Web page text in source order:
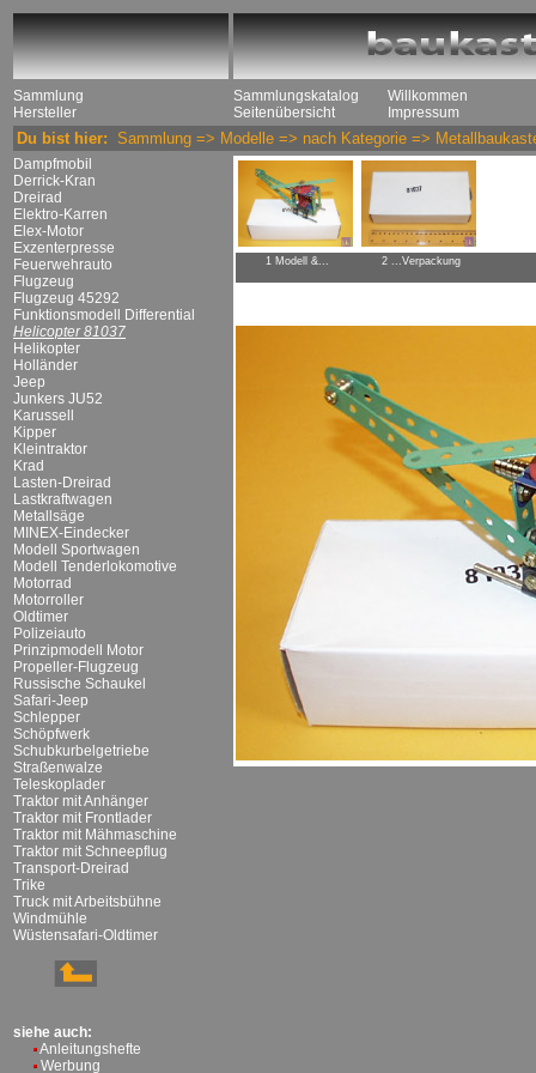
Sammlung
Hersteller
Sammlungskatalog
Seitenübersicht
Willkommen
Impressum
Du bist hier: Sammlung => Modelle => nach Kategorie =>
Dampfmobil
Derrick-Kran
Dreirad
Elektro-Karren
Elex-Motor
Exzenterpresse
Feuerwehrauto
Flugzeug
Flugzeug 45292
Funktionsmodell Differential
Helicopter 81037
Helikopter
Holländer
Jeep
Junkers JU52
Karussell
Kipper
Kleintraktor
Krad
Lasten-Dreirad
Lastkraftwagen
Metallsäge
MINEX-Eindecker
Modell Sportwagen
Modell Tenderlokomotive
Motorrad
Motorroller
Oldtimer
Polizeiauto
Prinzipmodell Motor
Propeller-Flugzeug
Russische Schaukel
Safari-Jeep
Schlepper
Schöpfwerk
Schubkurbelgetriebe
Straßenwalze
Teleskoplader
Traktor mit Anhänger
Traktor mit Frontlader
Traktor mit Mähmaschine
Traktor mit Schneepflug
Transport-Dreirad
Trike
Truck mit Arbeitsbühne
Windmühle
Wüstensafari-Oldtimer
siehe auch:
Anleitungshefte
Werbung
1 Modell &... 2 ...Verpackung